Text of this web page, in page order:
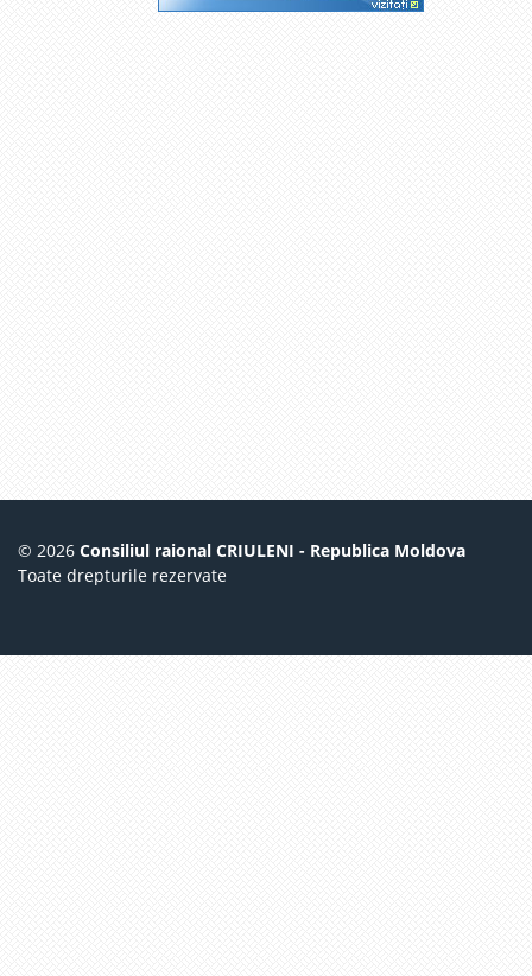
© 2026 Consiliul raional CRIULENI - Republica Moldova
Toate drepturile rezervate